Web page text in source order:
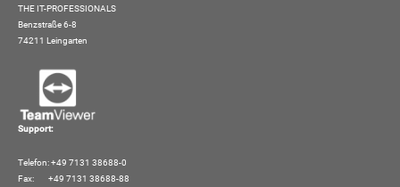
THE IT-PROFESSIONALS
Benzstraße 6-8
74211 Leingarten
Support:
Telefon: +49 7131 38688-0
Fax: +49 7131 38688-88